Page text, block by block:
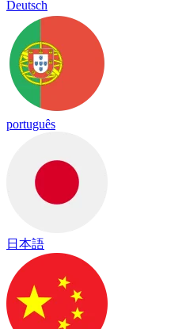
Deutsch
português
日本語